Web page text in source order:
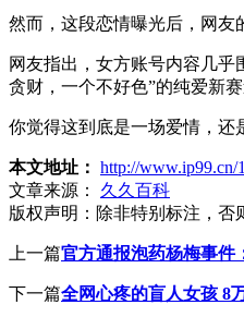
然而，这段恋情曝光后，网友
网友指出，女方账号内容几乎
贪财，一个不好色”的纯爱新
你觉得这到底是一场爱情，还
本文地址： http://www.ip99.cn/
文章来源：
久久百科
版权声明： 除非特别标注，否
上一篇官方通报泡药杨梅事件
下一篇全网心疼的盲人女孩 8